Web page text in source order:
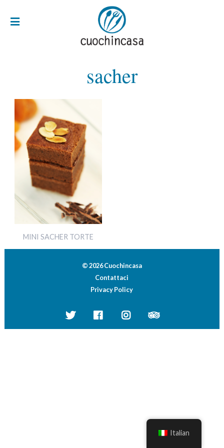
sacher
MINI SACHER TORTE
© 2026 Cuochincasa
Contattaci
Privacy Policy
Italian